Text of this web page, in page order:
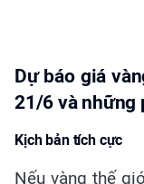
Dự báo giá
21/6 và những
Kịch bản tích cực
Nếu vàng thế